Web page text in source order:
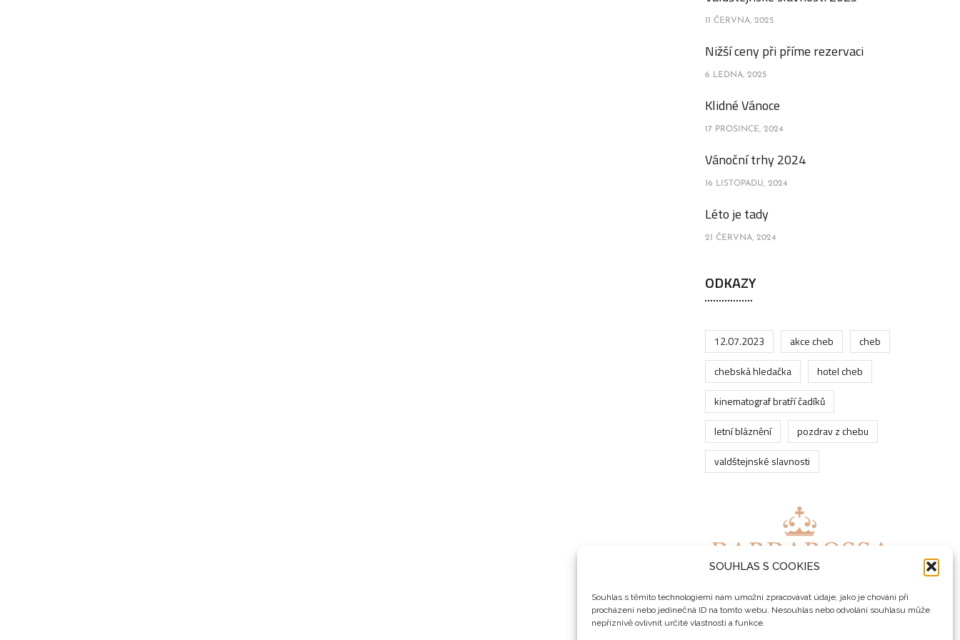
SOUHLAS S COOKIES
Souhlas s těmito technologiemi nám umožní zpracovávat údaje, jako je chování při
procházení nebo jedinečná ID na tomto webu. Nesouhlas nebo odvolání souhlasu může
nepříznivě ovlivnit určité vlastnosti a funkce.
11 ČERVNA, 2025
Nižší ceny při příme rezervaci
6 LEDNA, 2025
Klidné Vánoce
17 PROSINCE, 2024
Vánoční trhy 2024
16 LISTOPADU, 2024
Léto je tady
21 ČERVNA, 2024
ODKAZY
12.07.2023 akce cheb
cheb
chebská hledačka
hotel cheb
kinematograf bratří čadíků
letní bláznění
pozdrav z chebu
valdštejnské slavnosti